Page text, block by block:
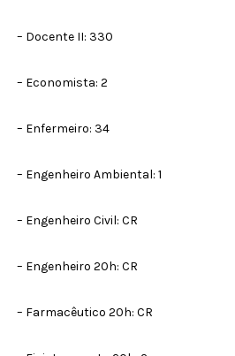
– Docente II: 330
– Economista: 2
– Enfermeiro: 34
– Engenheiro Ambiental: 1
– Engenheiro Civil: CR
– Engenheiro 20h: CR
– Farmacêutico 20h: CR